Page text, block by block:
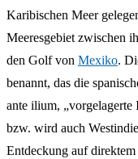
Karibischen Meer
Meeresgebiet zwischen
den Golf von Mexiko.
benannt, das die
ante ilium, „vorgelagerte
bzw. wird auch
Entdeckung auf